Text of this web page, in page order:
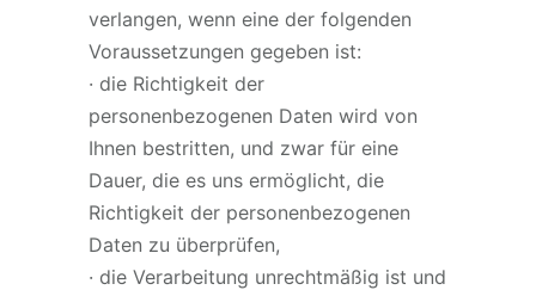
verlangen, wenn eine der folgenden
Voraussetzungen gegeben ist:
· die Richtigkeit der
personenbezogenen Daten wird von
Ihnen bestritten, und zwar für eine
Dauer, die es uns ermöglicht, die
Richtigkeit der personenbezogenen
Daten zu überprüfen,
· die Verarbeitung unrechtmäßig ist und